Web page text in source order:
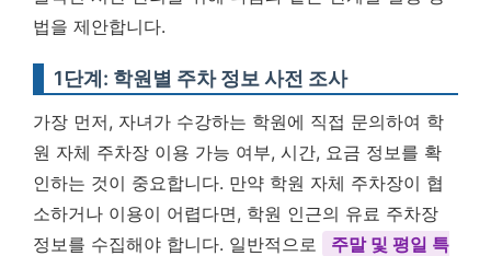
법을 제안합니다.
1단계: 학원별 주차 정보 사전 조사
가장 먼저, 자녀가 수강하는 학원에 직접 문의하여 학
원 자체 주차장 이용 가능 여부, 시간, 요금 정보를 확
인하는 것이 중요합니다. 만약 학원 자체 주차장이 협
소하거나 이용이 어렵다면, 학원 인근의 유료 주차장
정보를 수집해야 합니다. 일반적으로
주말 및 평일 특